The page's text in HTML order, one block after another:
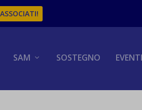
ASSOCIATI!
SAM SOSTEGNO EVENTI